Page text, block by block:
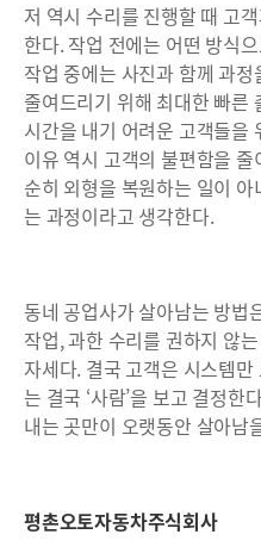
저 역시 수리를 진행할 때 고
한다. 작업 전에는 어떤 방식
작업 중에는 사진과 함께 과
줄여드리기 위해 최대한 빠른
시간을 내기 어려운 고객들을
이유 역시 고객의 불편함을
순히 외형을 복원하는 일이
는 과정이라고 생각한다.
동네 공업사가 살아남는 방법
작업, 과한 수리를 권하지 않
자세다. 결국 고객은 시스템
는 결국 ‘사람’을 보고 결정한
내는 곳만이 오랫동안 살아남
평촌오토자동차주식회사